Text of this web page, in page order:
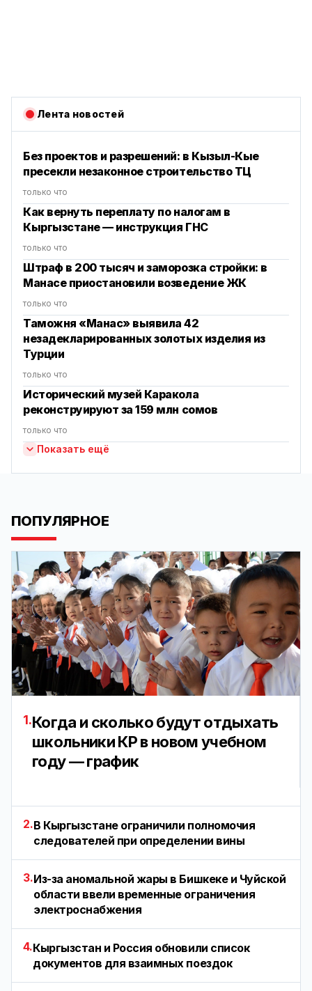
Лента новостей
Без проектов и разрешений: в Кызыл-Кые
пресекли незаконное строительство ТЦ
только что
Как вернуть переплату по налогам в
Кыргызстане — инструкция ГНС
только что
Штраф в 200 тысяч и заморозка стройки: в
Манасе приостановили возведение ЖК
только что
Таможня «Манас» выявила 42
незадекларированных золотых изделия из
Турции
только что
Исторический музей Каракола
реконструируют за 159 млн сомов
только что
Показать ещё
ПОПУЛЯРНОЕ
1.Когда и сколько будут отдыхать
школьники КР в новом учебном
году — график
2.В Кыргызстане ограничили полномочия
следователей при определении вины
3.Из-за аномальной жары в Бишкеке и Чуйской
области ввели временные ограничения
электроснабжения
4.Кыргызстан и Россия обновили список
документов для взаимных поездок